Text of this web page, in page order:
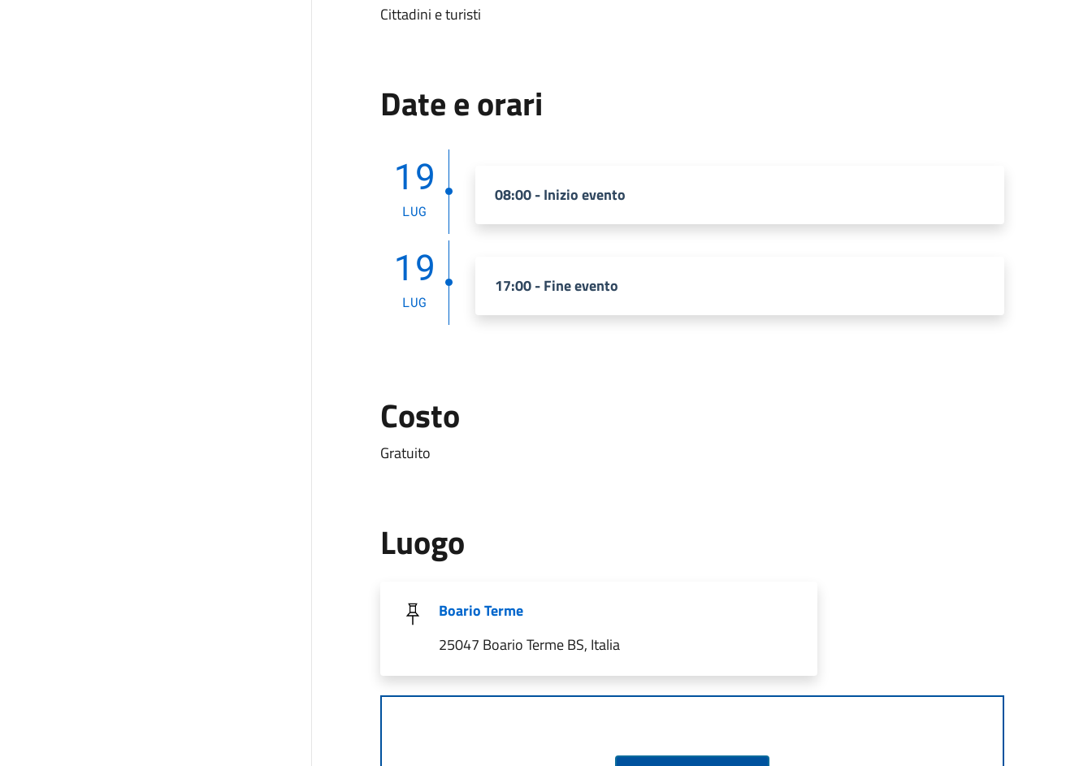
Cittadini e turisti
Date e orari
19
LUG
08:00 - Inizio evento
19
LUG
17:00 - Fine evento
Costo
Gratuito
Luogo
Boario Terme
25047 Boario Terme BS, Italia